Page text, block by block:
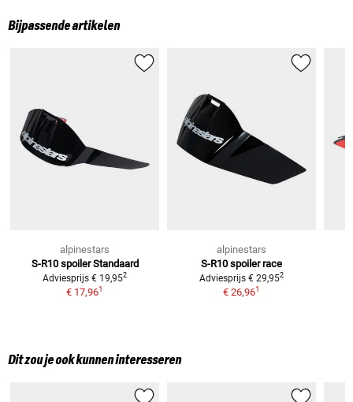
Bijpassende artikelen
alpinestars
S-R10 spoiler Standaard
Adviesprijs € 19,952
€ 17,961
alpinestars
S-R10 spoiler race
Adviesprijs € 29,952
€ 26,961
Dit zou je ook kunnen interesseren